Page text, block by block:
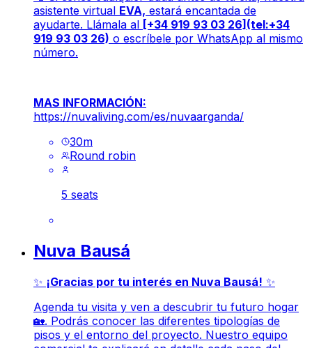
asistente virtual EVA, estará encantada de
ayudarte. Llámala al [+34 919 93 03 26](tel:+34
919 93 03 26) o escríbele por WhatsApp al mismo
número.
MAS INFORMACIÓN:
https://nuvaliving.com/es/nuvaarganda/
30m
Round robin
5 seats
Nuva Bausá
✨ ¡Gracias por tu interés en Nuva Bausá! ✨
Agenda tu visita y ven a descubrir tu futuro hogar
🏡. Podrás conocer las diferentes tipologías de
pisos y el entorno del proyecto. Nuestro equipo